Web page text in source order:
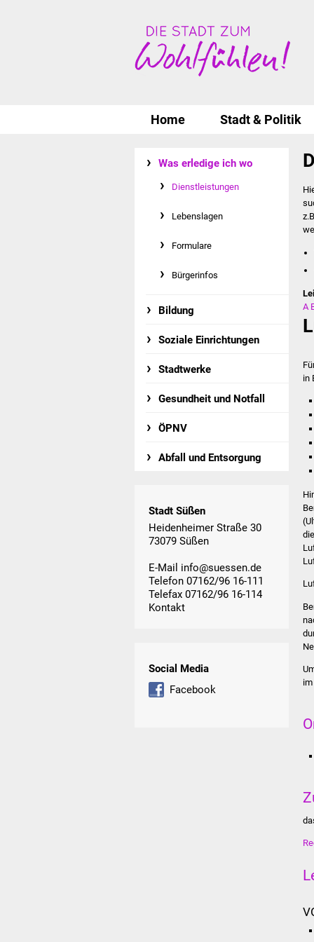
Home Stadt & Politik
Was erledige ich wo
Dienstleistungen
Lebenslagen
Formulare
Bürgerinfos
Bildung
Soziale Einrichtungen
Stadtwerke
Gesundheit und Notfall
ÖPNV
Abfall und Entsorgung
Stadt Süßen
Heidenheimer Straße 30
73079 Süßen
E-Mail info@suessen.de
Telefon 07162/96 16-111
Telefax 07162/96 16-114
Kontakt
Social Media
Facebook
A
in